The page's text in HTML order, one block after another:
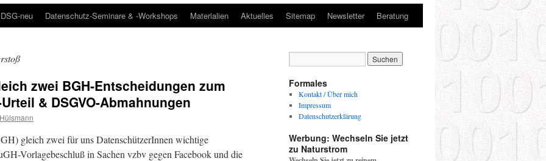
neu Datenschutz-Seminare & -Workshops Materialien Aktuelles Sitemap Newsletter Beratung
zwei BGH-Entscheidungen zum
& DSGVO-Abmahnungen
gleich zwei für uns DatenschützerInnen wichtige
Vorlagebeschluß in Sachen vzbv gegen Facebook und die
Formales
Kontakt / Über mich
Impressum
Datenschutzerklärung
Werbung: Wechseln Sie jetzt
zu Naturstrom